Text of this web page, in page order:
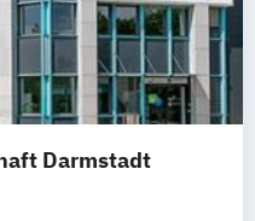
Darmstadt